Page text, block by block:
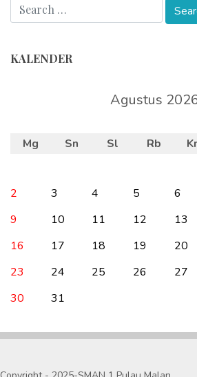
KALENDER
Agustus
Mg Sn Sl Rb
2
3 4 5 6
9
10 11 12 13
16
17 18 19 20
23
24 25 26 27
30
31